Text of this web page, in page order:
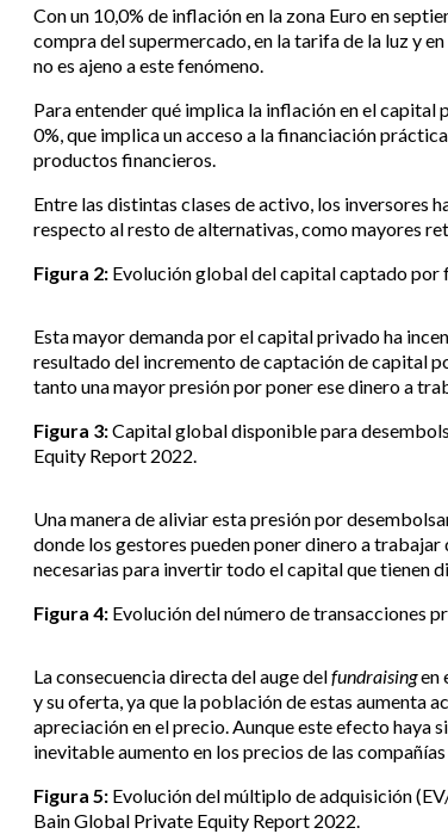
Con un 10,0% de inflación en la zona Euro en
compra del supermercado, en la tarifa de la luz y
no es ajeno a este fenómeno.
Para entender qué implica la inflación en el capital
0%, que implica un acceso a la financiación
productos financieros.
Entre las distintas clases de activo, los inversores
respecto al resto de alternativas, como mayores
Figura 2: Evolución global del capital captado por
Esta mayor demanda por el capital privado ha
resultado del incremento de captación de capital
tanto una mayor presión por poner ese dinero a
Figura 3:Capital global disponible para
Equity Report 2022.
Una manera de aliviar esta presión por
donde los gestores pueden poner dinero a
necesarias para invertir todo el capital que tienen
Figura 4: Evolución del número de transacciones
La consecuencia directa del auge delfundraisingen
y su oferta, ya que la población de estas aumenta
apreciación en el precio. Aunque este efecto haya
inevitable aumento en los precios de las
Figura 5: Evolución del múltiplo de adquisición
Bain Global Private Equity Report 2022.